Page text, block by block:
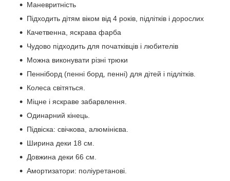
Маневритність
Підходить дітям віком від 4 років, підлітків і дорослих
Качетвенна, яскрава фарба
Чудово підходить для початківців і любителів
Можна виконувати різні трюки
Пенніборд (пенні борд, пенні) для дітей і підлітків.
Колеса світяться.
Міцне і яскраве забарвлення.
Одинарний кінець.
Підвіска: свічкова, алюмінієва.
Ширина деки 18 см.
Довжина деки 66 см.
Амортизатори: поліуретанові.